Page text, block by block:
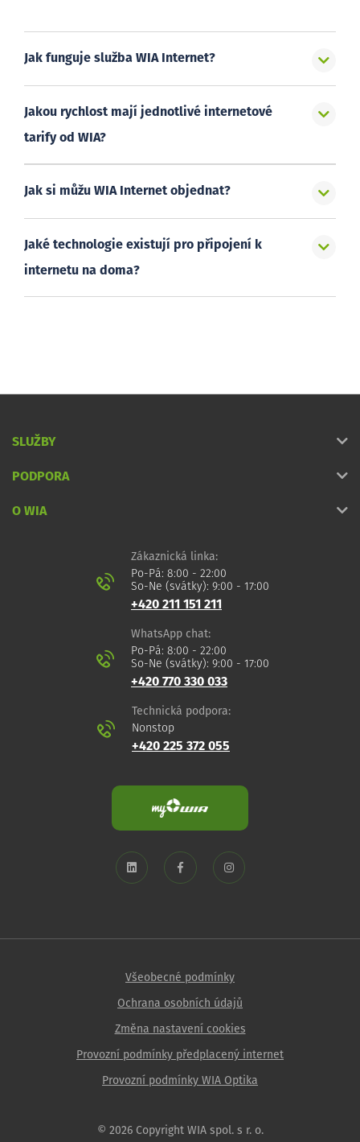
Jak funguje služba WIA Internet?
Jakou rychlost mají jednotlivé internetové
tarify od WIA?
Jak si můžu WIA Internet objednat?
Jaké technologie existují pro připojení k
internetu na doma?
SLUŽBY
PODPORA
O WIA
Zákaznická linka:
Po-Pá: 8:00 - 22:00
So-Ne (svátky): 9:00 - 17:00
+420 211 151 211
WhatsApp chat:
Po-Pá: 8:00 - 22:00
So-Ne (svátky): 9:00 - 17:00
+420 770 330 033
Technická podpora:
Nonstop
+420 225 372 055
Všeobecné podmínky
Ochrana osobních údajů
Změna nastavení cookies
Provozní podmínky předplacený internet
Provozní podmínky WIA Optika
© 2026 Copyright WIA spol. s r. o.